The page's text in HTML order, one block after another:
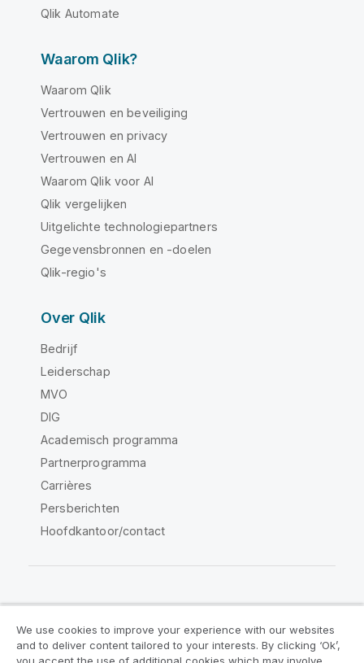
Qlik Automate
Waarom Qlik?
Waarom Qlik
Vertrouwen en beveiliging
Vertrouwen en privacy
Vertrouwen en AI
Waarom Qlik voor AI
Qlik vergelijken
Uitgelichte technologiepartners
Gegevensbronnen en -doelen
Qlik-regio's
Over Qlik
Bedrijf
Leiderschap
MVO
DIG
Academisch programma
Partnerprogramma
Carrières
Persberichten
Hoofdkantoor/contact
Juridische overeenkomsten
We use cookies to improve your experience with our websites
and to deliver content tailored to your interests. By clicking ‘Ok’,